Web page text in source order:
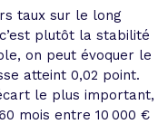
taux sur le long
plutôt la stabilité
on peut évoquer le
atteint 0,02 point.
le plus important,
mois entre 10 000 €